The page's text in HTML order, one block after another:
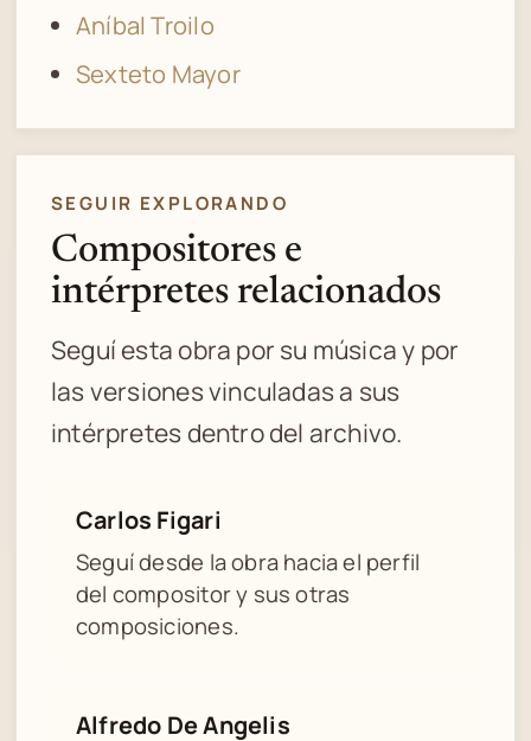
Aníbal Troilo
Sexteto Mayor
SEGUIR EXPLORANDO
Compositores e
intérpretes relacionados
Seguí esta obra por su música y por
las versiones vinculadas a sus
intérpretes dentro del archivo.
Carlos Figari
Seguí desde la obra hacia el perfil
del compositor y sus otras
composiciones.
Alfredo De Angelis